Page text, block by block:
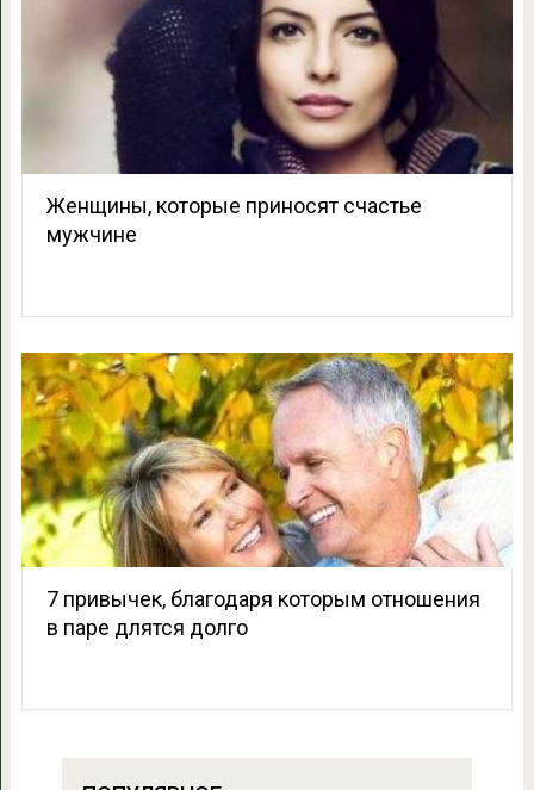
Женщины, которые приносят счастье
мужчине
7 привычек, благодаря которым отношения
в паре длятся долго